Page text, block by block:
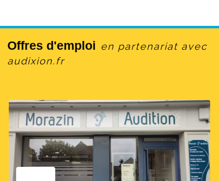
Offres d'emploi en partenariat avec
audixion.fr